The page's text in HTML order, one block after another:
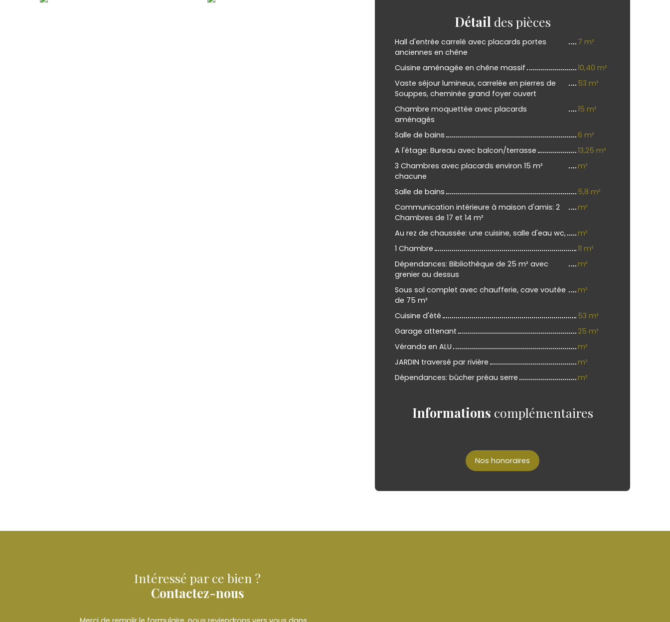
Détail des pièces
Hall d'entrée carrelé avec placards portes
anciennes en chêne
7 m²
Cuisine aménagée en chêne massif
10,40 m²
Vaste séjour lumineux, carrelée en pierres de
Souppes, cheminée grand foyer ouvert
53 m²
Chambre moquettée avec placards
aménagés
15 m²
Salle de bains
6 m²
A l'étage: Bureau avec balcon/terrasse
13,25 m²
3 Chambres avec placards environ 15 m²
chacune
m²
Salle de bains
5,8 m²
Communication intérieure à maison d'amis: 2
Chambres de 17 et 14 m²
m²
Au rez de chaussée: une cuisine, salle d'eau wc,
m²
1 Chambre
11 m²
Dépendances: Bibliothèque de 25 m² avec
grenier au dessus
m²
Sous sol complet avec chaufferie, cave voutée
de 75 m²
m²
Cuisine d'été
53 m²
Garage attenant
25 m²
Véranda en ALU
m²
JARDIN traversé par rivière
m²
Dépendances: bûcher préau serre
m²
Informations complémentaires
Nos honoraires
Intéressé par ce bien ?
Contactez-nous